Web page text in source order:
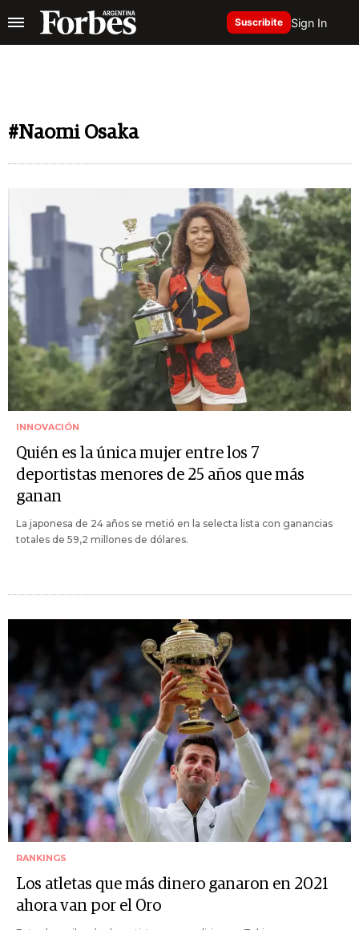
Suscribite Sign In
#Naomi Osaka
INNOVACIÓN
Quién es la única mujer entre los 7
deportistas menores de 25 años que más
ganan
La japonesa de 24 años se metió en la selecta lista con ganancias
totales de 59,2 millones de dólares.
RANKINGS
Los atletas que más dinero ganaron en 2021
ahora van por el Oro